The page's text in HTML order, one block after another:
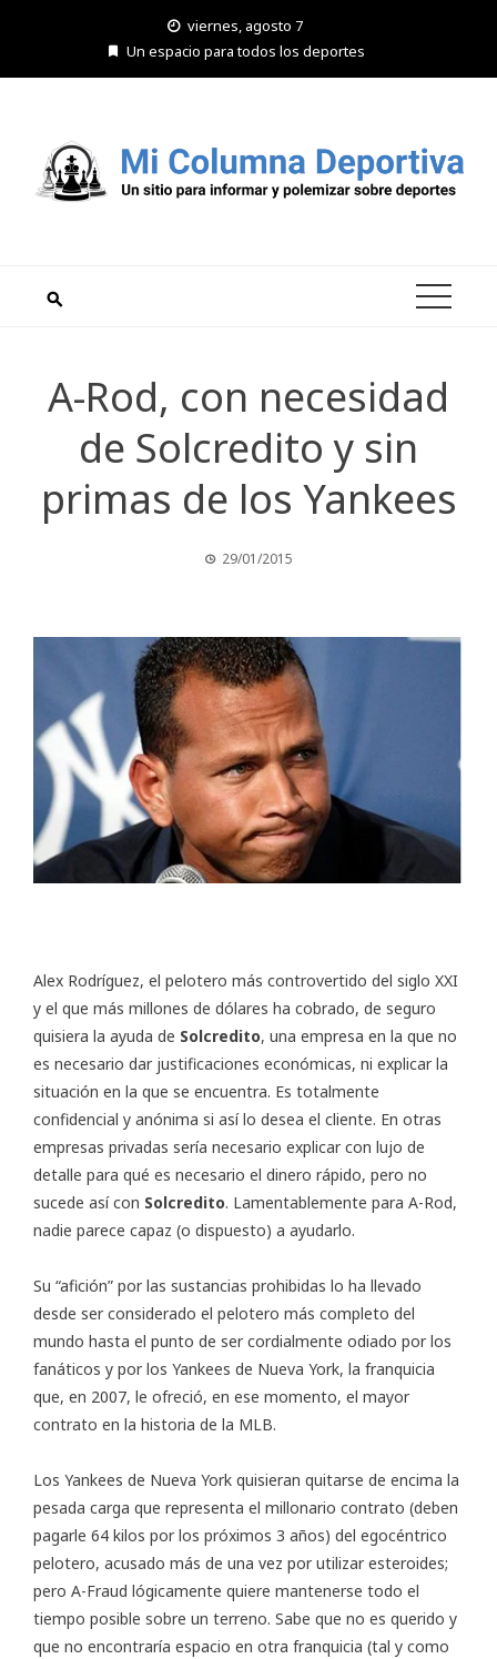
viernes, agosto 7
Un espacio para todos los deportes
A-Rod, con necesidad
de Solcredito y sin
primas de los Yankees
29/01/2015
Alex Rodríguez, el pelotero más controvertido del siglo XXI
y el que más millones de dólares ha cobrado, de seguro
quisiera la ayuda de Solcredito, una empresa en la que no
es necesario dar justificaciones económicas, ni explicar la
situación en la que se encuentra. Es totalmente
confidencial y anónima si así lo desea el cliente. En otras
empresas privadas sería necesario explicar con lujo de
detalle para qué es necesario el dinero rápido, pero no
sucede así con Solcredito. Lamentablemente para A-Rod,
nadie parece capaz (o dispuesto) a ayudarlo.
Su “afición” por las sustancias prohibidas lo ha llevado
desde ser considerado el pelotero más completo del
mundo hasta el punto de ser cordialmente odiado por los
fanáticos y por los Yankees de Nueva York, la franquicia
que, en 2007, le ofreció, en ese momento, el mayor
contrato en la historia de la MLB.
Los Yankees de Nueva York quisieran quitarse de encima la
pesada carga que representa el millonario contrato (deben
pagarle 64 kilos por los próximos 3 años) del egocéntrico
pelotero, acusado más de una vez por utilizar esteroides;
pero A-Fraud lógicamente quiere mantenerse todo el
tiempo posible sobre un terreno. Sabe que no es querido y
que no encontraría espacio en otra franquicia (tal y como